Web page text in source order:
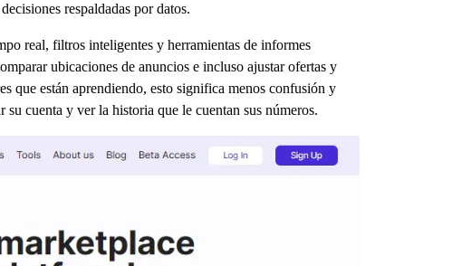
respaldadas por datos.
real, filtros inteligentes y herramientas de informes
ubicaciones de anuncios e incluso ajustar ofertas y
que están aprendiendo, esto significa menos confusión y
cuenta y ver la historia que le cuentan sus números.